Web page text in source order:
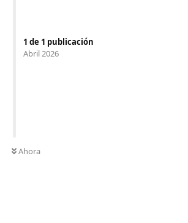
1 de 1 publicación
Abril 2026
Ahora